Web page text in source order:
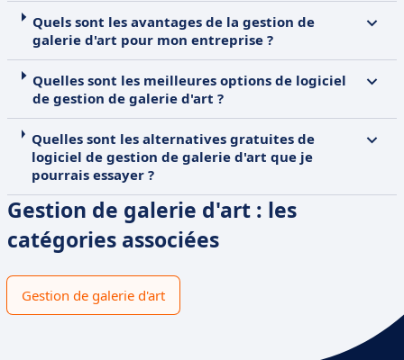
Quels sont les avantages de la gestion de
galerie d'art pour mon entreprise ?
Quelles sont les meilleures options de logiciel
de gestion de galerie d'art ?
Quelles sont les alternatives gratuites de
logiciel de gestion de galerie d'art que je
pourrais essayer ?
Gestion de galerie d'art : les
catégories associées
Gestion de galerie d'art